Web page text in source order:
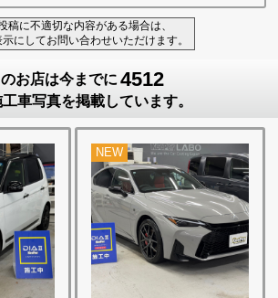
稿に不適切な内容がある場合は、
にしてお問い合わせいただけます。
お店は今までに 4512
車写真を掲載しています。
NEW